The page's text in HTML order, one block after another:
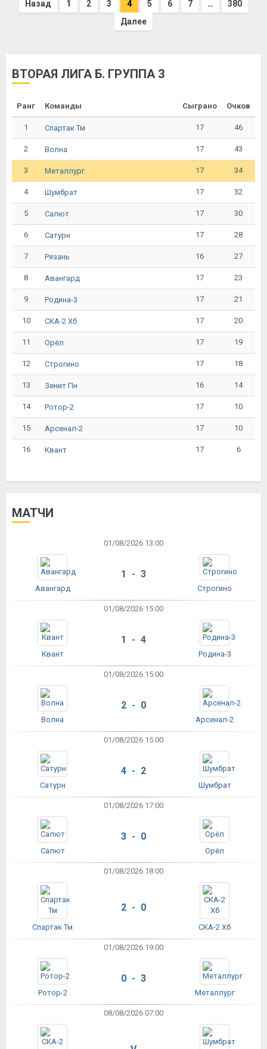
Назад 1 2 3 4 5 6 7 …
380
Далее
ВТОРАЯ ЛИГА Б. ГРУППА 3
Ранг Команды Сыграно Очков
1 Спартак Тм 17 46
2 Волна 17 43
3 Металлург 17 34
4 Шумбрат 17 32
5 Салют 17 30
6 Сатурн 17 28
7 Рязань 16 27
8 Авангард 17 23
9 Родина-3 17 21
10 СКА-2 Хб 17 20
11 Орёл 17 19
12 Строгино 17 18
13 Зенит Пн 16 14
14 Ротор-2 17 10
15 Арсенал-2 17 10
16 Квант 17 6
МАТЧИ
01/08/2026 13:00
Авангард
1 - 3
Строгино
01/08/2026 15:00
Квант
1 - 4
Родина-3
01/08/2026 15:00
Волна
2 - 0
Арсенал-2
01/08/2026 15:00
Сатурн
4 - 2
Шумбрат
01/08/2026 17:00
Салют
3 - 0
Орёл
01/08/2026 18:00
Спартак Тм
2 - 0
СКА-2 Хб
01/08/2026 19:00
Ротор-2
0 - 3
Металлург
08/08/2026 07:00